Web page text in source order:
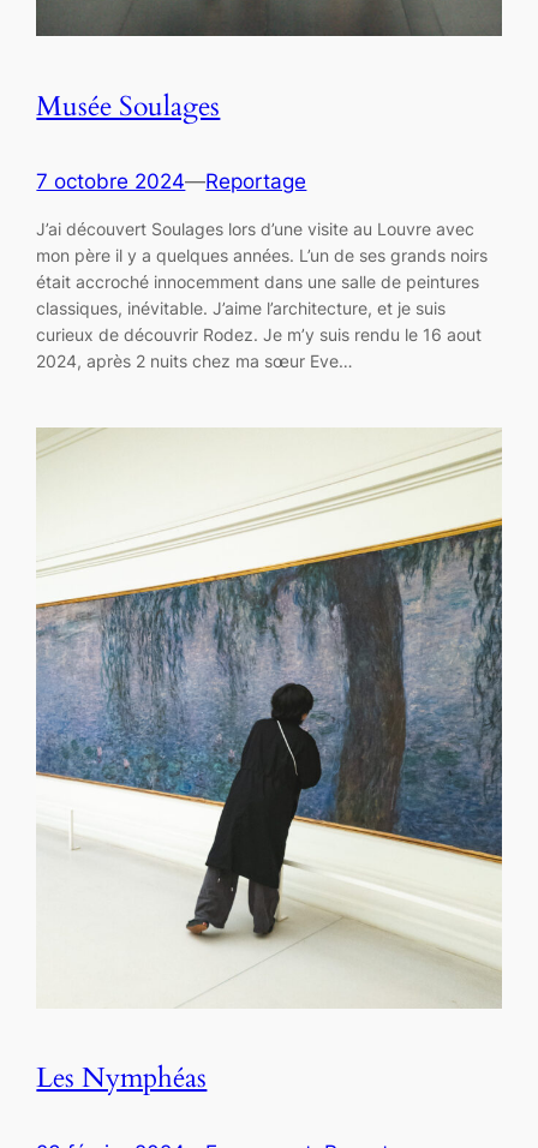
Musée Soulages
7 octobre 2024—Reportage
J’ai découvert Soulages lors d’une visite au Louvre avec
mon père il y a quelques années. L’un de ses grands noirs
était accroché innocemment dans une salle de peintures
classiques, inévitable. J’aime l’architecture, et je suis
curieux de découvrir Rodez. Je m’y suis rendu le 16 aout
2024, après 2 nuits chez ma sœur Eve…
Les Nymphéas